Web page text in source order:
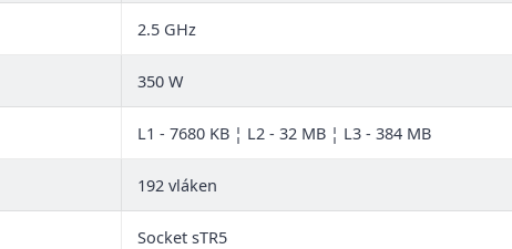
2.5 GHz
350 W
L1 - 7680 KB ¦ L2 - 32 MB ¦ L3 - 384 MB
192 vláken
Socket sTR5